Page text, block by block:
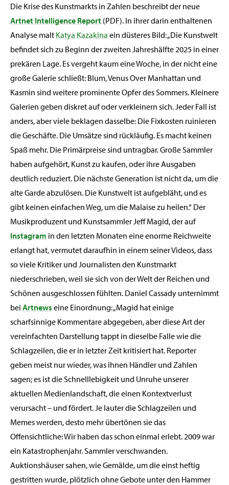
Die Krise des Kunstmarkts in Zahlen beschreibt der neue
Artnet Intelligence Report (PDF). In ihrer darin enthaltenen
Analyse malt Katya Kazakina ein düsteres Bild: „Die Kunstwelt
befindet sich zu Beginn der zweiten Jahreshälfte 2025 in einer
prekären Lage. Es vergeht kaum eine Woche, in der nicht eine
große Galerie schließt: Blum, Venus Over Manhattan und
Kasmin sind weitere prominente Opfer des Sommers. Kleinere
Galerien geben diskret auf oder verkleinern sich. Jeder Fall ist
anders, aber viele beklagen dasselbe: Die Fixkosten ruinieren
die Geschäfte. Die Umsätze sind rückläufig. Es macht keinen
Spaß mehr. Die Primärpreise sind untragbar. Große Sammler
haben aufgehört, Kunst zu kaufen, oder ihre Ausgaben
deutlich reduziert. Die nächste Generation ist nicht da, um die
alte Garde abzulösen. Die Kunstwelt ist aufgebläht, und es
gibt keinen einfachen Weg, um die Malaise zu heilen.“ Der
Musikproduzent und Kunstsammler Jeff Magid, der auf
Instagram in den letzten Monaten eine enorme Reichweite
erlangt hat, vermutet daraufhin in einem seiner Videos, dass
so viele Kritiker und Journalisten den Kunstmarkt
niederschrieben, weil sie sich von der Welt der Reichen und
Schönen ausgeschlossen fühlten. Daniel Cassady unternimmt
bei Artnews eine Einordnung: „Magid hat einige
scharfsinnige Kommentare abgegeben, aber diese Art der
vereinfachten Darstellung tappt in dieselbe Falle wie die
Schlagzeilen, die er in letzter Zeit kritisiert hat. Reporter
geben meist nur wieder, was ihnen Händler und Zahlen
sagen; es ist die Schnelllebigkeit und Unruhe unserer
aktuellen Medienlandschaft, die einen Kontextverlust
verursacht – und fördert. Je lauter die Schlagzeilen und
Memes werden, desto mehr übertönen sie das
Offensichtliche: Wir haben das schon einmal erlebt. 2009 war
ein Katastrophenjahr. Sammler verschwanden.
Auktionshäuser sahen, wie Gemälde, um die einst heftig
gestritten wurde, plötzlich ohne Gebote unter den Hammer